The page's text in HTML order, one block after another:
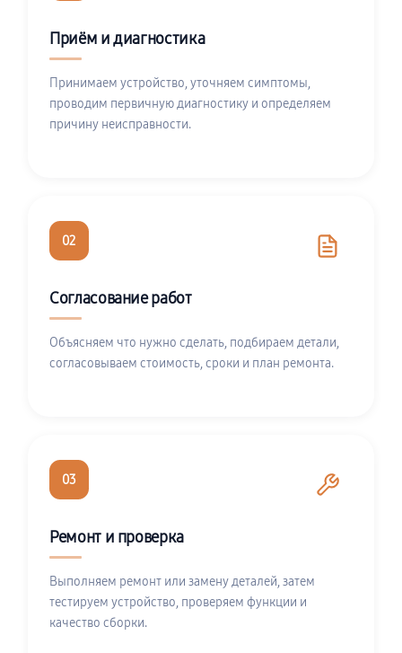
Приём и диагностика
Принимаем устройство, уточняем симптомы,
проводим первичную диагностику и определяем
причину неисправности.
02
Согласование работ
Объясняем что нужно сделать, подбираем детали,
согласовываем стоимость, сроки и план ремонта.
03
Ремонт и проверка
Выполняем ремонт или замену деталей, затем
тестируем устройство, проверяем функции и
качество сборки.